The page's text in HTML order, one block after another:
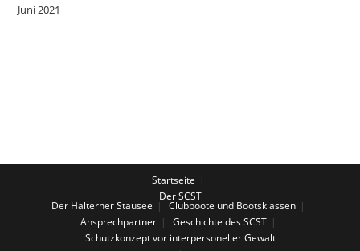
Juni 2021
Startseite
Der SCST
Der Halterner Stausee
Clubboote und Bootsklassen
Ansprechpartner
Geschichte des SCST
Schutzkonzept vor interpersoneller Gewalt